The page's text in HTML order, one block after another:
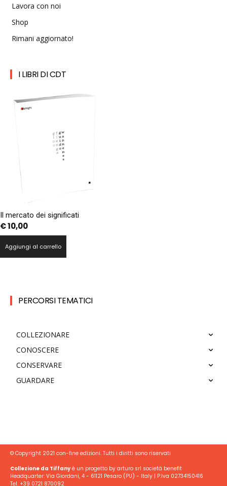
Lavora con noi
Shop
Rimani aggiornato!
I LIBRI DI CDT
Il mercato dei significati
€10,00
Aggiungi al carrello
PERCORSI TEMATICI
COLLEZIONARE
CONOSCERE
CONSERVARE
GUARDARE
© Copyright 2021 con-fine edizioni. Tutti i diritti sono riservati
Collezione da Tiffanyè un progetto by arturo srl società benefit
Headquarter: Via Giordani, 4 - 61121 Pesaro (PU) - Italy | P.Iva 02734150416
Tel. +39 0721 870092